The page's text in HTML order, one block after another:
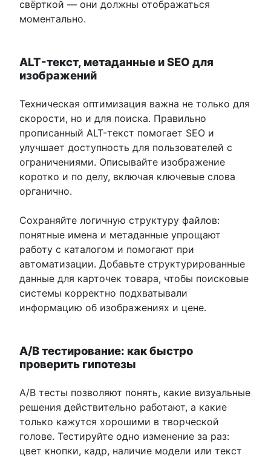
свёрткой — они должны отображаться
моментально.
ALT-текст, метаданные и SEO для
изображений
Техническая оптимизация важна не только для
скорости, но и для поиска. Правильно
прописанный ALT-текст помогает SEO и
улучшает доступность для пользователей с
ограничениями. Описывайте изображение
коротко и по делу, включая ключевые слова
органично.
Сохраняйте логичную структуру файлов:
понятные имена и метаданные упрощают
работу с каталогом и помогают при
автоматизации. Добавьте структурированные
данные для карточек товара, чтобы поисковые
системы корректно подхватывали
информацию об изображениях и цене.
A/B тестирование: как быстро
проверить гипотезы
A/B тесты позволяют понять, какие визуальные
решения действительно работают, а какие
только кажутся хорошими в творческой
голове. Тестируйте одно изменение за раз:
цвет кнопки, кадр, наличие модели или текст